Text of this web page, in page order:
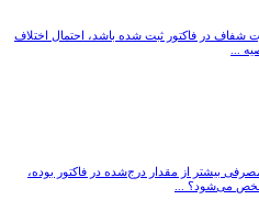
شفاف در فاکتور ثبت شده باشد، احتمال اختلاف
...
بیشتر از مقدار درج‌شده در فاکتور بوده،
مشخص می‌شود؟ ...